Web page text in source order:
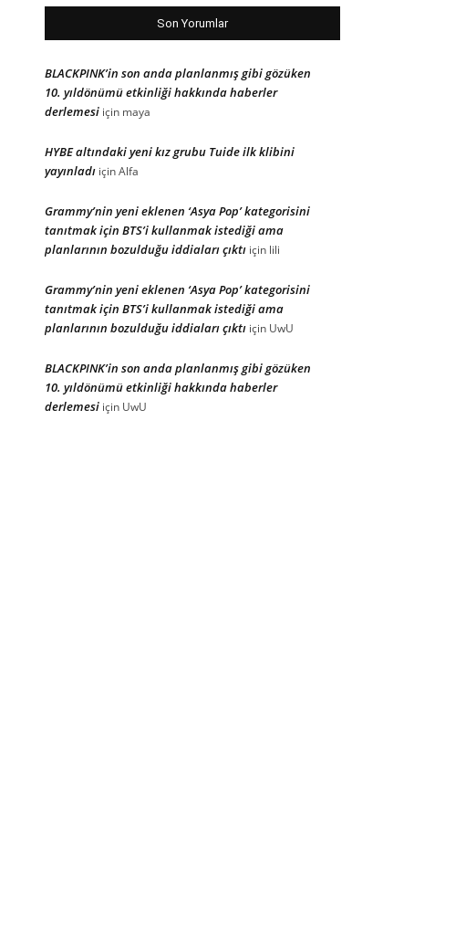
Son Yorumlar
BLACKPINK’in son anda planlanmış gibi gözüken
10. yıldönümü etkinliği hakkında haberler
derlemesi için maya
HYBE altındaki yeni kız grubu Tuide ilk klibini
yayınladı içinAlfa
Grammy’nin yeni eklenen ‘Asya Pop’ kategorisini
tanıtmak için BTS’i kullanmak istediği ama
planlarının bozulduğu iddiaları çıktı için lili
Grammy’nin yeni eklenen ‘Asya Pop’ kategorisini
tanıtmak için BTS’i kullanmak istediği ama
planlarının bozulduğu iddiaları çıktı için UwU
BLACKPINK’in son anda planlanmış gibi gözüken
10. yıldönümü etkinliği hakkında haberler
derlemesi için UwU